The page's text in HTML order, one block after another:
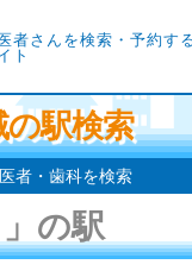
者さんを検索・予約す
ト
の駅検索
者・歯科を検索
」の駅